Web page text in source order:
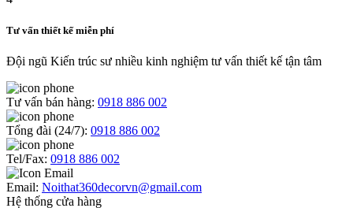
Tư vấn thiết kế miễn phí
Đội ngũ Kiến trúc sư nhiều kinh nghiệm tư vấn thiết kế tận tâm
Tư vấn bán hàng: 0918 886 002
Tổng đài (24/7): 0918 886 002
Tel/Fax: 0918 886 002
Email: Noithat360decorvn@gmail.com
Hệ thống cửa hàng